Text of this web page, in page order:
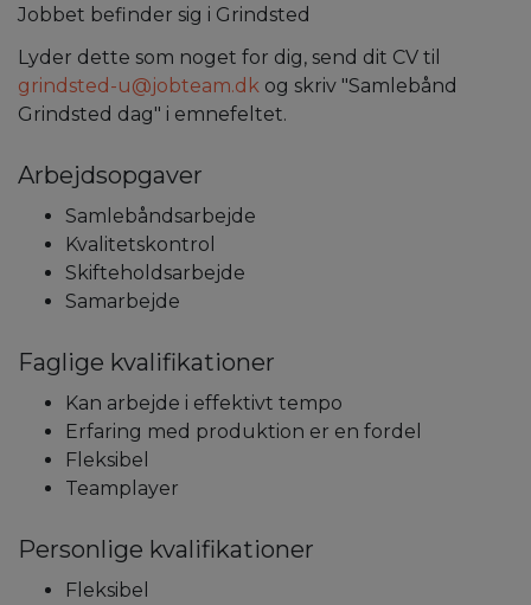
Jobbet befinder sig i Grindsted
Lyder dette som noget for dig, send dit CV til
grindsted-u@jobteam.dk og skriv "Samlebånd
Grindsted dag" i emnefeltet.
Arbejdsopgaver
Samlebåndsarbejde
Kvalitetskontrol
Skifteholdsarbejde
Samarbejde
Faglige kvalifikationer
Kan arbejde i effektivt tempo
Erfaring med produktion er en fordel
Fleksibel
Teamplayer
Personlige kvalifikationer
Fleksibel